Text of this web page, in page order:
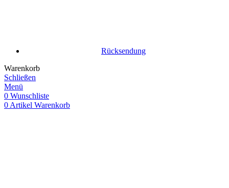
Rücksendung
Warenkorb
Schließen
Menü
0 Wunschliste
0 Artikel Warenkorb